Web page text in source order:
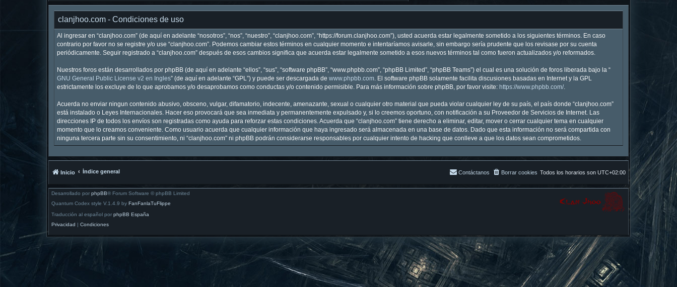
clanjhoo.com - Condiciones de uso
Al ingresar en “clanjhoo.com” (de aquí en adelante “nosotros”, “nos”, “nuestro”, “clanjhoo.com”, “https://forum.clanjhoo.com”), usted acuerda estar legalmente sometido a los siguientes términos. En caso
contrario por favor no se registre y/o use “clanjhoo.com”. Podemos cambiar estos términos en cualquier momento e intentaríamos avisarle, sin embargo sería prudente que los revisase por su cuenta
periódicamente. Seguir registrado a “clanjhoo.com” después de esos cambios significa que acuerda estar legalmente sometido a esos nuevos términos tal como fueron actualizados y/o reformados.
Nuestros foros están desarrollados por phpBB (de aquí en adelante “ellos”, “sus”, “software phpBB”, “www.phpbb.com”, “phpBB Limited”, “phpBB Teams”) el cual es una solución de foros liberada bajo la “
GNU General Public License v2 en Ingles” (de aquí en adelante “GPL”) y puede ser descargada de www.phpbb.com. El software phpBB solamente facilita discusiones basadas en Internet y la GPL
estrictamente los excluye de lo que aprobamos y/o desaprobamos como conductas y/o contenido permisible. Para más información sobre phpBB, por favor visite: https://www.phpbb.com/.
Acuerda no enviar ningun contenido abusivo, obsceno, vulgar, difamatorio, indecente, amenazante, sexual o cualquier otro material que pueda violar cualquier ley de su país, el país donde “clanjhoo.com”
está instalado o Leyes Internacionales. Hacer eso provocará que sea inmediata y permanentemente expulsado y, si lo creemos oportuno, con notificación a su Proveedor de Servicios de Internet. Las
direcciones IP de todos los envíos son registradas como ayuda para reforzar estas condiciones. Acuerda que “clanjhoo.com” tiene derecho a eliminar, editar, mover o cerrar cualquier tema en cualquier
momento que lo creamos conveniente. Como usuario acuerda que cualquier información que haya ingresado será almacenada en una base de datos. Dado que esta información no será compartida con
ninguna tercera parte sin su consentimiento, ni “clanjhoo.com” ni phpBB podrán considerarse responsables por cualquier intento de hacking que conlleve a que los datos sean comprometidos.
Inicio Índice general Todos los horarios son UTC+02:00
Borrar cookies
Contáctanos
Desarrollado por phpBB® Forum Software © phpBB Limited
Quantum Codex style V.1.4.9 by FanFanlaTuFlippe
Traducción al español por phpBB España
Privacidad | Condiciones